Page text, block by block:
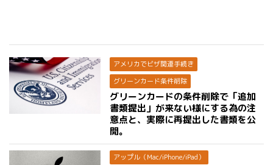
アメリカでビザ関連手続き
グリーンカード条件削除
グリーンカードの条件削除で「追加
書類提出」が来ない様にする為の注
意点と、実際に再提出した書類を公
開。
アップル（Mac/iPhone/iPad）